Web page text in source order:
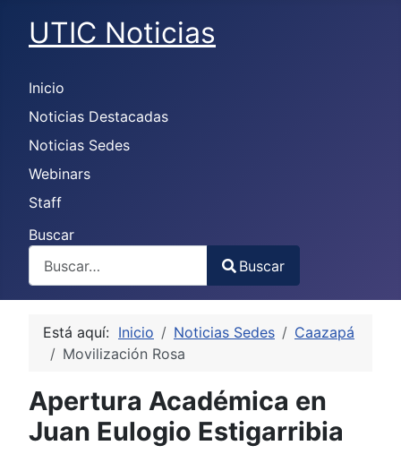
UTIC Noticias
Inicio
Noticias Destacadas
Noticias Sedes
Webinars
Staff
Buscar
Type 2 or more characters for results.
Buscar
Está aquí: Inicio Noticias Sedes
Caazapá
Movilización Rosa
Apertura Académica en
Juan Eulogio Estigarribia